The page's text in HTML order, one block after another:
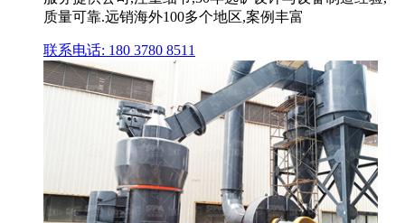
质量可靠.远销海外100多个地区,案例丰富
联系电话: 180 3780 8511